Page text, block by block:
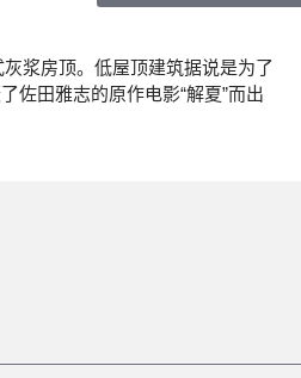
浆房顶。低屋顶建筑据说是为了
佐田雅志的原作电影“解夏”而出